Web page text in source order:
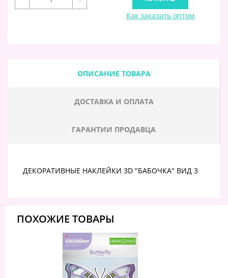
Как заказать оптом
ОПИСАНИЕ ТОВАРА
ДОСТАВКА И ОПЛАТА
ГАРАНТИИ ПРОДАВЦА
ДЕКОРАТИВНЫЕ НАКЛЕЙКИ 3D "БАБОЧКА" ВИД 3
ПОХОЖИЕ ТОВАРЫ